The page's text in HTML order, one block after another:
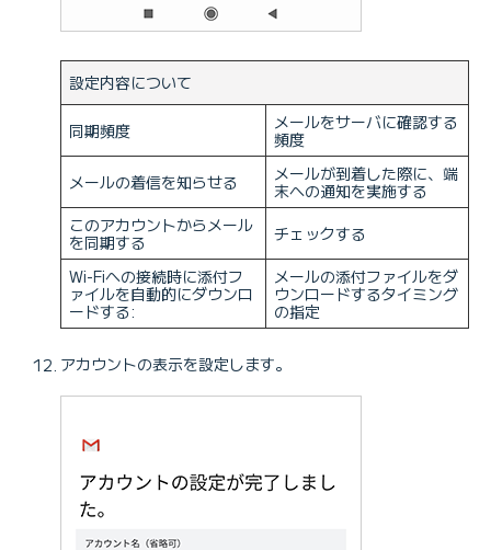
設定内容について
同期頻度
メールをサーバに確認する
頻度
メールの着信を知らせる
メールが到着した際に、端
末への通知を実施する
このアカウントからメール
を同期する
チェックする
Wi-Fiへの接続時に添付フ
ァイルを自動的にダウンロ
ードする:
メールの添付ファイルをダ
ウンロードするタイミング
の指定
アカウントの表示を設定します。